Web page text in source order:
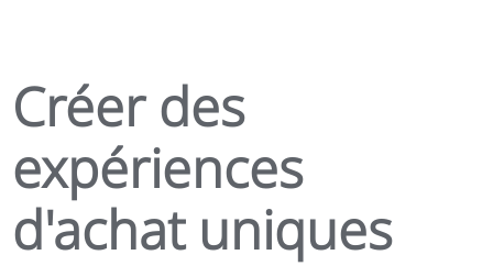
Créer des
expériences
d'achat uniques